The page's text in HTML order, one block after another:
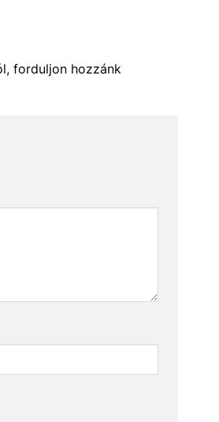
forduljon hozzánk